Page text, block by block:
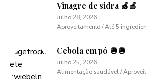
Vinagre de sidra 🍏🍎
Julho 28, 2026
Aproveitamento / Até 5
Cebola em pó 🧅🧅
Julho 25, 2026
Alimentação saudável /